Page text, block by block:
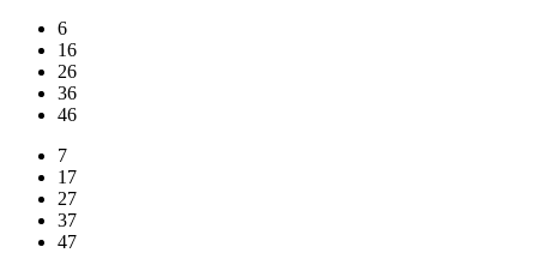
6
16
26
36
46
7
17
27
37
47